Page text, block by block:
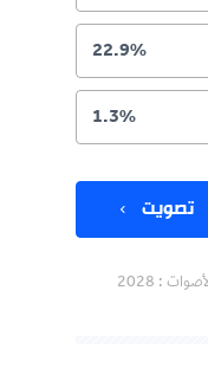
22.9%
1.3%
تصويت
:
2028